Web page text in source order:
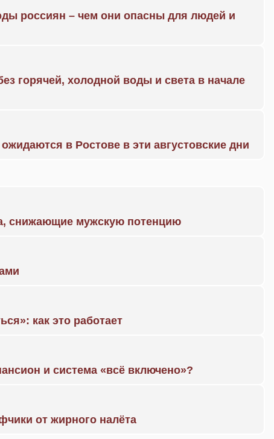
россиян – чем они опасны для людей и
горячей, холодной воды и света в начале
в Ростове в эти августовские дни
снижающие мужскую потенцию
как это работает
и система «всё включено»?
от жирного налёта